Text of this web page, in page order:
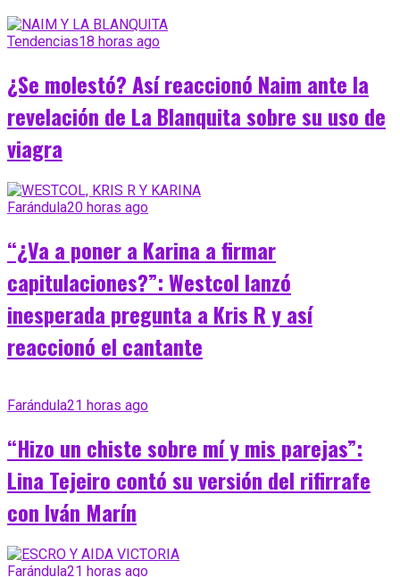
Tendencias18 horas ago
¿Se molestó? Así reaccionó Naim ante la
revelación de La Blanquita sobre su uso de
viagra
Farándula20 horas ago
“¿Va a poner a Karina a firmar
capitulaciones?”: Westcol lanzó
inesperada pregunta a Kris R y así
reaccionó el cantante
Farándula21 horas ago
“Hizo un chiste sobre mí y mis parejas”:
Lina Tejeiro contó su versión del rifirrafe
con Iván Marín
Farándula21 horas ago